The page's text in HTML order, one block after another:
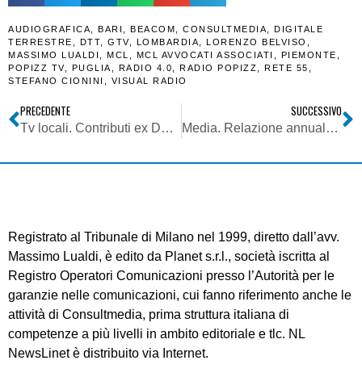
AUDIOGRAFICA BARI BEACOM CONSULTMEDIA
DIGITALE
TERRESTRE
DTT GTV, LOMBARDIA LORENZO BELVISO
MASSIMO LUALDI
MCL MCL AVVOCATI ASSOCIATI PIEMONTE
POPIZZ TV, PUGLIA RADIO 4.0 RADIO POPIZZ RETE 55
STEFANO CIONINI
VISUAL RADIO
PRECEDENTE
Tv locali. Contributi ex DPR 146/2017 tv commerciali annualità 2016
SUCCESSIVO
Media. Relazione annuale Agcom, mezzi tradizionali (radio, tv, stampa) sotto scacco degli OTT web. Crossmedialità fondamentale per tutti
Registrato al Tribunale di Milano nel 1999, diretto dall’avv.
Massimo Lualdi, è edito da Planet s.r.l., società iscritta al
Registro Operatori Comunicazioni presso l’Autorità per le
garanzie nelle comunicazioni, cui fanno riferimento anche le
attività di Consultmedia, prima struttura italiana di
competenze a più livelli in ambito editoriale e tlc. NL
NewsLinet è distribuito via Internet.